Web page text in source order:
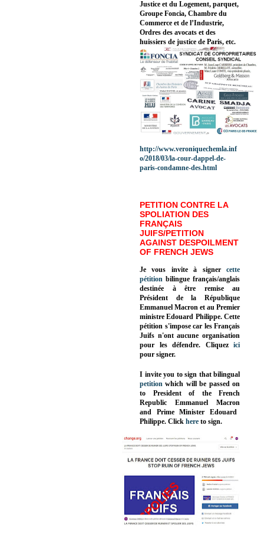
Justice et du Logement, parquet,
Groupe Foncia, Chambre du
Commerce et de l’Industrie,
Ordres des avocats et des
huissiers de justice de Paris, etc.
http://www.veroniquechemla.inf
o/2018/03/la-cour-dappel-de-
paris-condamne-des.html
PETITION CONTRE LA
SPOLIATION DES
FRANÇAIS
JUIFS/PETITION
AGAINST DESPOILMENT
OF FRENCH JEWS
Je vous invite à signer cette
pétition bilingue français/anglais
destinée à être remise au
Président de la République
Emmanuel Macron et au Premier
ministre Edouard Philippe. Cette
pétition s'impose car les Français
Juifs n'ont aucune organisation
pour les défendre. Cliquez
ici
pour signer.
I invite you to sign that bilingual
petition which will be passed on
to President of the French
Republic Emmanuel Macron
and Prime Minister Edouard
Philippe. Click here to sign.